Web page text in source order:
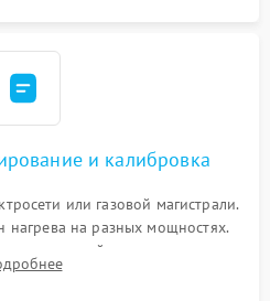
и калибровка
или газовой магистрали.
нагрева на разных мощностях.
таймера, индикаторов
защиты от перегрева.